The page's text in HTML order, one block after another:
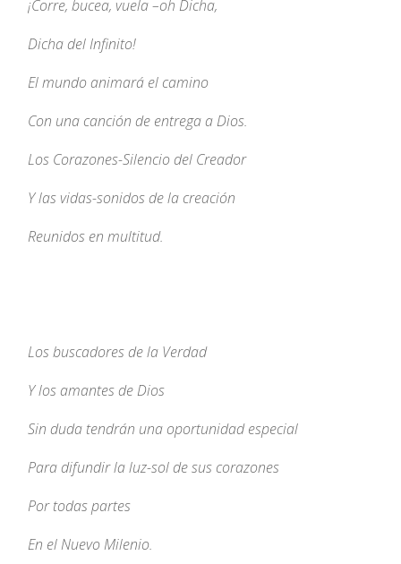
¡Corre, bucea, vuela –oh Dicha,
Dicha del Infinito!
El mundo animará el camino
Con una canción de entrega a Dios.
Los Corazones-Silencio del Creador
Y las vidas-sonidos de la creación
Reunidos en multitud.
Los buscadores de la Verdad
Y los amantes de Dios
Sin duda tendrán una oportunidad especial
Para difundir la luz-sol de sus corazones
Por todas partes
En el Nuevo Milenio.